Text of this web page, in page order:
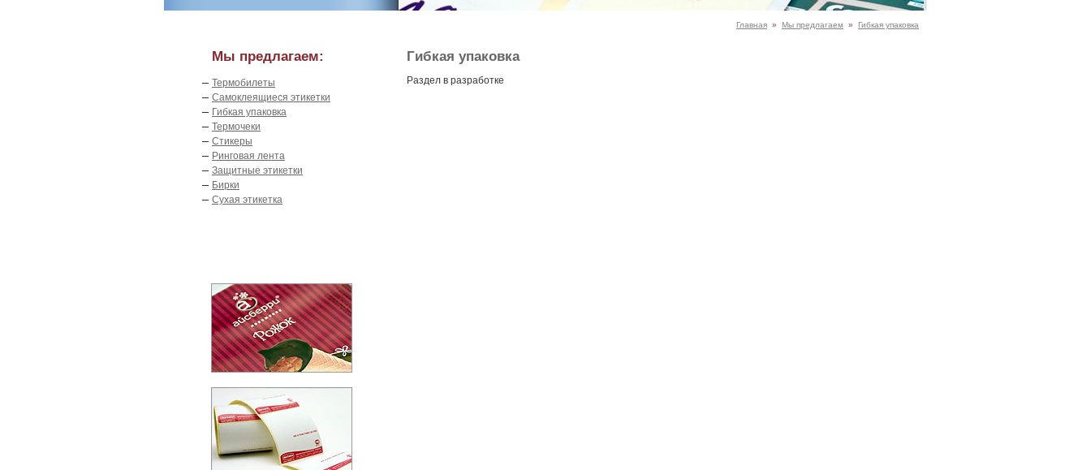
Главная » Мы предлагаем » Гибкая упаковка
Мы предлагаем:
– Термобилеты
– Самоклеящиеся этикетки
– Гибкая упаковка
– Термочеки
– Стикеры
– Ринговая лента
– Защитные этикетки
– Бирки
– Сухая этикетка
Гибкая упаковка
Раздел в разработке